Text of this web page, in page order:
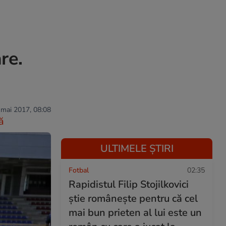
2017, 08:08
ULTIMELE ȘTIRI
Fotbal 02:35
Rapidistul Filip Stojilkovici
știe românește pentru că cel
mai bun prieten al lui este un